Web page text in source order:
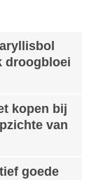
droogbloei
kopen bij
van
goede